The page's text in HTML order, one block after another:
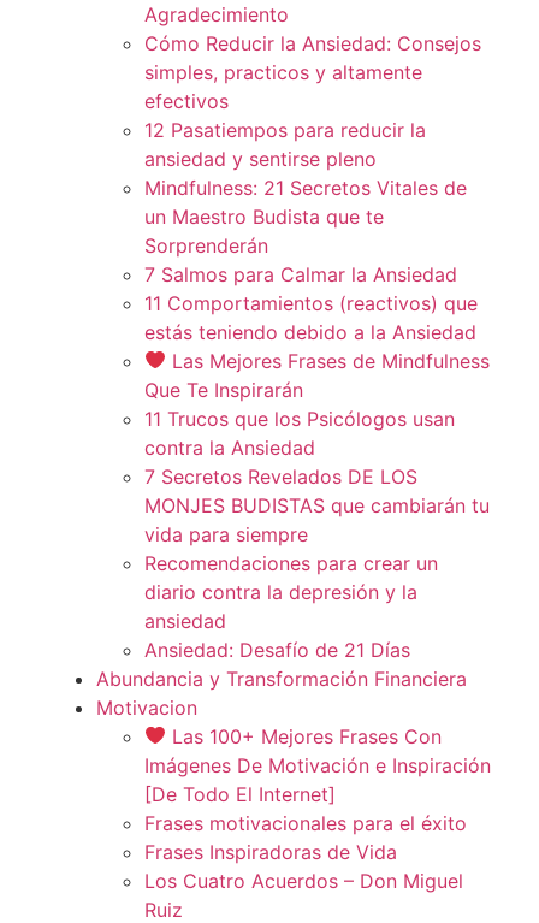
Agradecimiento
Cómo Reducir la Ansiedad: Consejos
simples, practicos y altamente
efectivos
12 Pasatiempos para reducir la
ansiedad y sentirse pleno
Mindfulness: 21 Secretos Vitales de
un Maestro Budista que te
Sorprenderán
7 Salmos para Calmar la Ansiedad
11 Comportamientos (reactivos) que
estás teniendo debido a la Ansiedad
Las Mejores Frases de Mindfulness
Que Te Inspirarán
11 Trucos que los Psicólogos usan
contra la Ansiedad
7 Secretos Revelados DE LOS
MONJES BUDISTAS que cambiarán tu
vida para siempre
Recomendaciones para crear un
diario contra la depresión y la
ansiedad
Ansiedad: Desafío de 21 Días
Abundancia y Transformación Financiera
Motivacion
Las 100+ Mejores Frases Con
Imágenes De Motivación e Inspiración
[De Todo El Internet]
Frases motivacionales para el éxito
Frases Inspiradoras de Vida
Los Cuatro Acuerdos – Don Miguel
Ruiz